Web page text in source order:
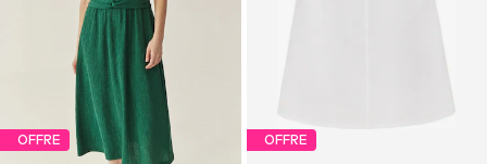
OFFRE OFFRE